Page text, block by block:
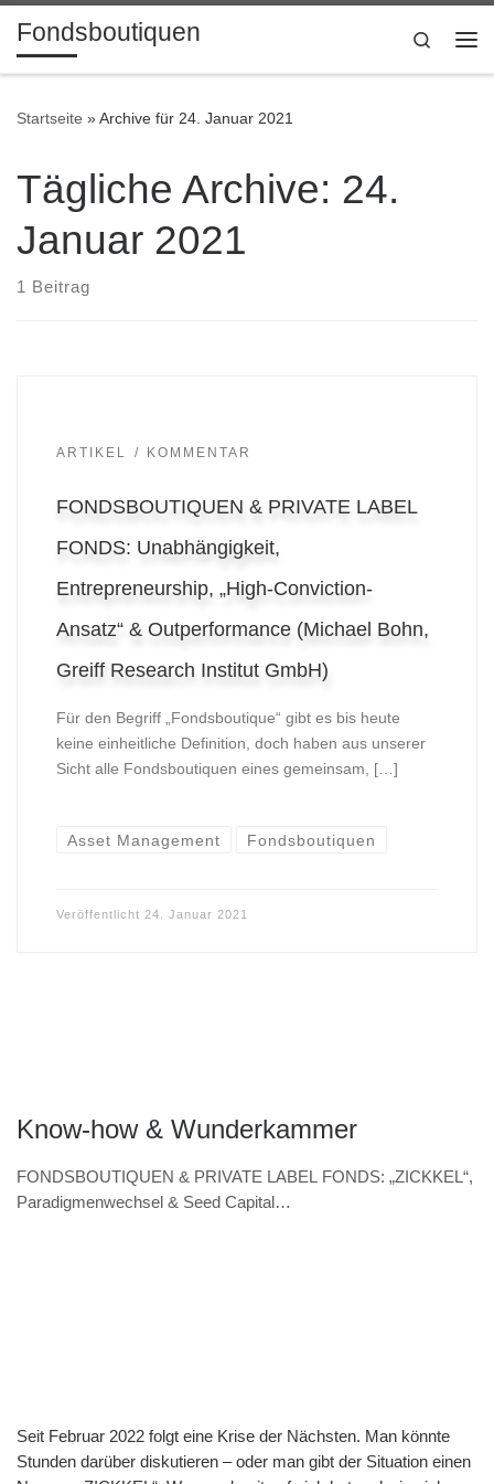
Zum Inhalt springen
Fondsboutiquen
Search
Startseite »Archive für 24. Januar 2021
Tägliche Archive: 24.
Januar 2021
1 Beitrag
ARTIKEL KOMMENTAR
FONDSBOUTIQUEN & PRIVATE LABEL
FONDS: Unabhängigkeit,
Entrepreneurship, „High-Conviction-
Ansatz“ & Outperformance (Michael Bohn,
Greiff Research Institut GmbH)
Für den Begriff „Fondsboutique“ gibt es bis heute
keine einheitliche Definition, doch haben aus unserer
Sicht alle Fondsboutiquen eines gemeinsam, […]
Asset Management Fondsboutiquen
Veröffentlicht 24. Januar 2021
Know-how & Wunderkammer
FONDSBOUTIQUEN & PRIVATE LABEL FONDS: „ZICKKEL“,
Paradigmenwechsel & Seed Capital
Seit Februar 2022 folgt eine Krise der Nächsten. Man könnte
Stunden darüber diskutieren – oder man gibt der Situation einen